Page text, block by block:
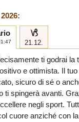
j
21.12.
ti godrai la
e ottimista. Il
sicuro di sé o
ti spingerà avanti.
negli sport.
cuore anziché con